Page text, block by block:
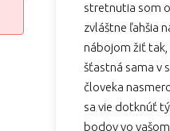
stretnutia som
zvláštne ľahšia
nábojom žiť
šťastná sama v
človeka
sa vie dotknúť
bodov vo